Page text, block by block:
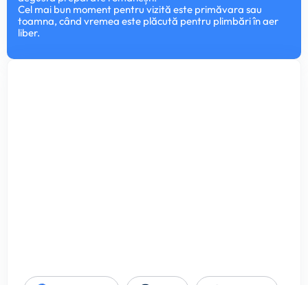
Cel mai bun moment pentru vizită este primăvara sau
toamna, când vremea este plăcută pentru plimbări în aer
liber.